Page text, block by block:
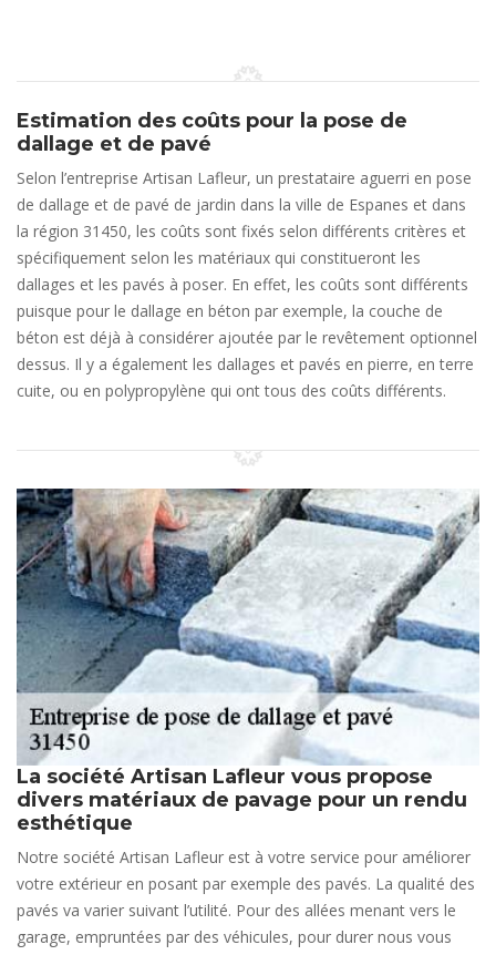
Estimation des coûts pour la pose de
dallage et de pavé
Selon l’entreprise Artisan Lafleur, un prestataire aguerri en pose
de dallage et de pavé de jardin dans la ville de Espanes et dans
la région 31450, les coûts sont fixés selon différents critères et
spécifiquement selon les matériaux qui constitueront les
dallages et les pavés à poser. En effet, les coûts sont différents
puisque pour le dallage en béton par exemple, la couche de
béton est déjà à considérer ajoutée par le revêtement optionnel
dessus. Il y a également les dallages et pavés en pierre, en terre
cuite, ou en polypropylène qui ont tous des coûts différents.
La société Artisan Lafleur vous propose
divers matériaux de pavage pour un rendu
esthétique
Notre société Artisan Lafleur est à votre service pour améliorer
votre extérieur en posant par exemple des pavés. La qualité des
pavés va varier suivant l’utilité. Pour des allées menant vers le
garage, empruntées par des véhicules, pour durer nous vous